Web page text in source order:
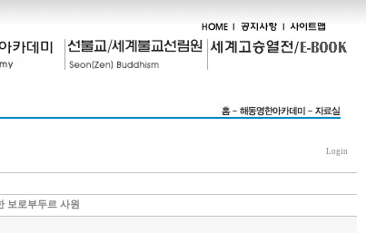
Login
보로부두르 사원